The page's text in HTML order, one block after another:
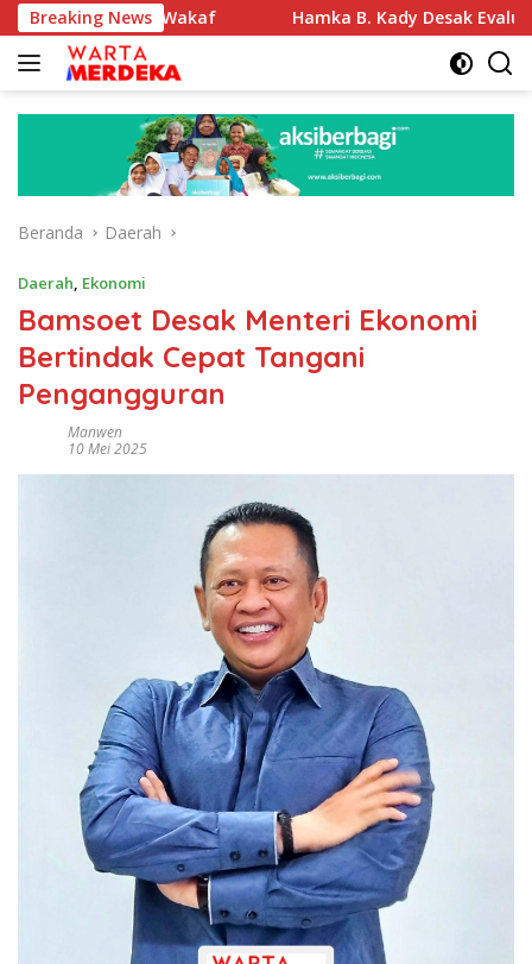
Langsung
ke
konten
Breaking News
Wakaf Hamka B. Kady Desak Evaluasi
Beranda Daerah
Daerah, Ekonomi
Bamsoet Desak Menteri Ekonomi
Bertindak Cepat Tangani
Pengangguran
Manwen
10 Mei 2025